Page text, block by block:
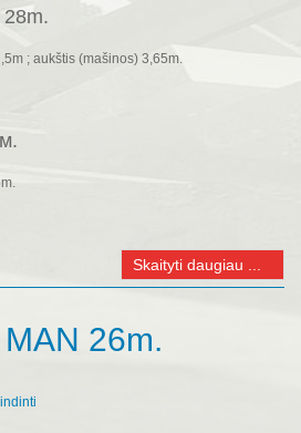
; aukštis (mašinos) 3,65m.
Skaityti daugiau ...
26m.